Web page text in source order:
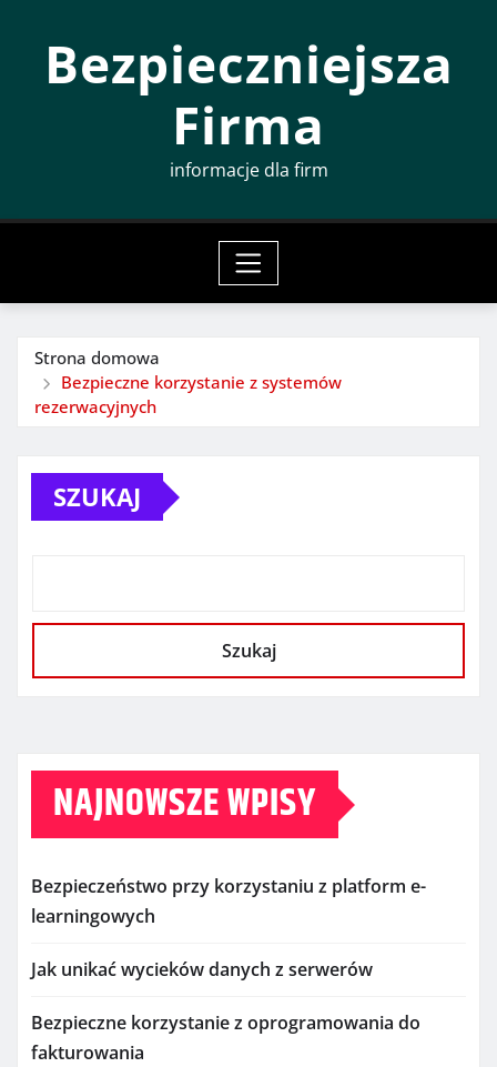
Bezpieczniejsza
Firma
informacje dla firm
Strona domowa
Bezpieczne korzystanie z systemów
rezerwacyjnych
SZUKAJ
Szukaj
NAJNOWSZE WPISY
Bezpieczeństwo przy korzystaniu z platform e-
learningowych
Jak unikać wycieków danych z serwerów
Bezpieczne korzystanie z oprogramowania do
fakturowania